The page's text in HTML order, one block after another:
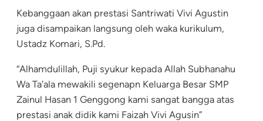
Kebanggaan akan prestasi Santriwati Vivi Agustin
juga disampaikan langsung oleh waka kurikulum,
Ustadz Komari, S.Pd.
“Alhamdulillah, Puji syukur kepada Allah Subhanahu
Wa Ta’ala mewakili segenapn Keluarga Besar SMP
Zainul Hasan 1 Genggong kami sangat bangga atas
prestasi anak didik kami Faizah Vivi Agusin”